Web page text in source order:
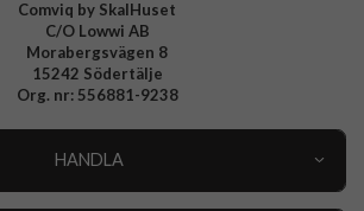
Comviq by SkalHuset
C/O Lowwi AB
Morabergsvägen 8
15242 Södertälje
Org. nr: 556881-9238
HANDLA